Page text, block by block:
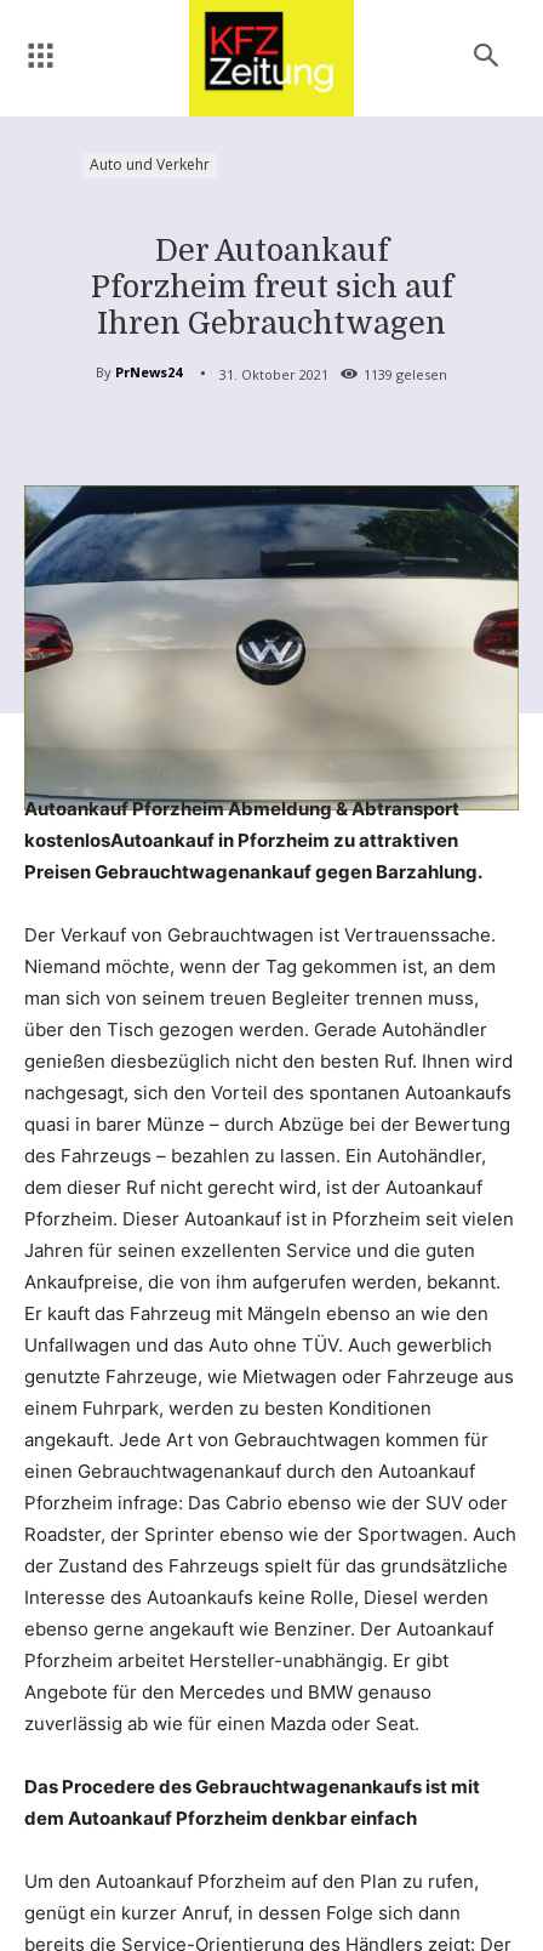
Auto und Verkehr
Der Autoankauf
Pforzheim freut sich auf
Ihren Gebrauchtwagen
By PrNews24 31. Oktober 2021 1139 gelesen
Autoankauf Pforzheim Abmeldung & Abtransport
kostenlosAutoankauf in Pforzheim zu attraktiven
Preisen Gebrauchtwagenankauf gegen Barzahlung.
Der Verkauf von Gebrauchtwagen ist Vertrauenssache.
Niemand möchte, wenn der Tag gekommen ist, an dem
man sich von seinem treuen Begleiter trennen muss,
über den Tisch gezogen werden. Gerade Autohändler
genießen diesbezüglich nicht den besten Ruf. Ihnen wird
nachgesagt, sich den Vorteil des spontanen Autoankaufs
quasi in barer Münze – durch Abzüge bei der Bewertung
des Fahrzeugs – bezahlen zu lassen. Ein Autohändler,
dem dieser Ruf nicht gerecht wird, ist der Autoankauf
Pforzheim. Dieser Autoankauf ist in Pforzheim seit vielen
Jahren für seinen exzellenten Service und die guten
Ankaufpreise, die von ihm aufgerufen werden, bekannt.
Er kauft das Fahrzeug mit Mängeln ebenso an wie den
Unfallwagen und das Auto ohne TÜV. Auch gewerblich
genutzte Fahrzeuge, wie Mietwagen oder Fahrzeuge aus
einem Fuhrpark, werden zu besten Konditionen
angekauft. Jede Art von Gebrauchtwagen kommen für
einen Gebrauchtwagenankauf durch den Autoankauf
Pforzheim infrage: Das Cabrio ebenso wie der SUV oder
Roadster, der Sprinter ebenso wie der Sportwagen. Auch
der Zustand des Fahrzeugs spielt für das grundsätzliche
Interesse des Autoankaufs keine Rolle, Diesel werden
ebenso gerne angekauft wie Benziner. Der Autoankauf
Pforzheim arbeitet Hersteller-unabhängig. Er gibt
Angebote für den Mercedes und BMW genauso
zuverlässig ab wie für einen Mazda oder Seat.
Das Procedere des Gebrauchtwagenankaufs ist mit
dem Autoankauf Pforzheim denkbar einfach
Um den Autoankauf Pforzheim auf den Plan zu rufen,
genügt ein kurzer Anruf, in dessen Folge sich dann
bereits die Service-Orientierung des Händlers zeigt: Der